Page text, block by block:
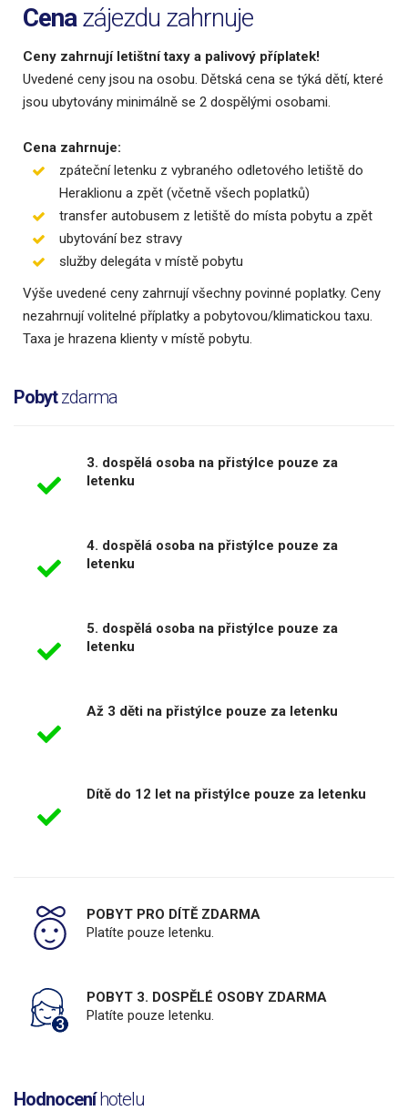
Cenazájezdu zahrnuje
Ceny zahrnují letištní taxy a palivový příplatek!
Uvedené ceny jsou na osobu. Dětská cena se týká dětí, které
jsou ubytovány minimálně se 2 dospělými osobami.
Cena zahrnuje:
zpáteční letenku z vybraného odletového letiště do
Heraklionu a zpět (včetně všech poplatků)
transfer autobusem z letiště do místa pobytu a zpět
ubytování bez stravy
služby delegáta v místě pobytu
Výše uvedené ceny zahrnují všechny povinné poplatky. Ceny
nezahrnují volitelné příplatky a pobytovou/klimatickou taxu.
Taxa je hrazena klienty v místě pobytu.
Pobytzdarma
3. dospělá osoba na přistýlce pouze za
letenku
4. dospělá osoba na přistýlce pouze za
letenku
5. dospělá osoba na přistýlce pouze za
letenku
Až 3 děti na přistýlce pouze za letenku
Dítě do 12 let na přistýlce pouze za letenku
POBYT PRO DÍTĚ ZDARMA
Platíte pouze letenku.
POBYT 3. DOSPĚLÉ OSOBY ZDARMA
Platíte pouze letenku.
Hodnoceníhotelu